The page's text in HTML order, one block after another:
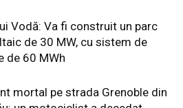
Vodă: Va fi construit un parc
de 30 MW, cu sistem de
de 60 MWh
mortal pe strada Grenoble din